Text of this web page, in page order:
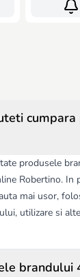
cumpara
produsele
Robertino. In
mai usor,
utilizare si
brandului